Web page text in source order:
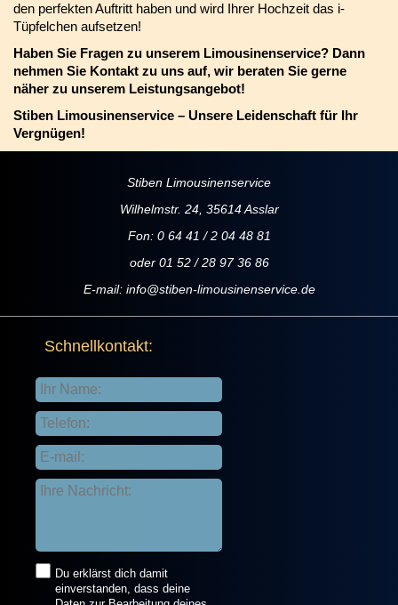
den perfekten Auftritt haben und wird Ihrer Hochzeit das i-
Tüpfelchen aufsetzen!
Haben Sie Fragen zu unserem Limousinenservice? Dann
nehmen Sie Kontakt zu uns auf, wir beraten Sie gerne
näher zu unserem Leistungsangebot!
Stiben Limousinenservice – Unsere Leidenschaft für Ihr
Vergnügen!
Stiben Limousinenservice
Wilhelmstr. 24, 35614 Asslar
Fon: 0 64 41 / 2 04 48 81
oder 01 52 / 28 97 36 86
E-mail: info@stiben-limousinenservice.de
Schnellkontakt:
Du erklärst dich damit
einverstanden, dass deine